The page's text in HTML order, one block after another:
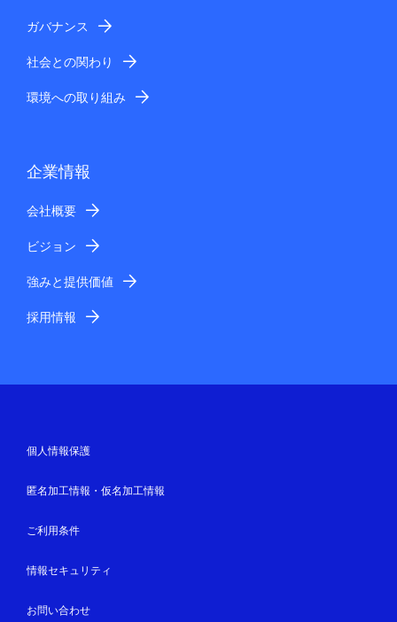
ガバナンス
社会との関わり
環境への取り組み
企業情報
会社概要
ビジョン
強みと提供価値
採用情報
個人情報保護
匿名加工情報・仮名加工情報
ご利用条件
情報セキュリティ
お問い合わせ